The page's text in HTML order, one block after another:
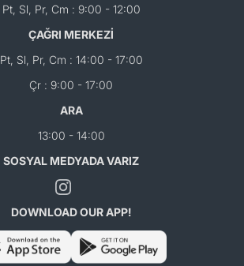
Pt, Sl, Pr, Cm : 9:00 - 12:00
ÇAĞRI MERKEZİ
Pt, Sl, Pr, Cm : 14:00 - 17:00
Çr : 9:00 - 17:00
ARA
13:00 - 14:00
SOSYAL MEDYADA VARIZ
DOWNLOAD OUR APP!